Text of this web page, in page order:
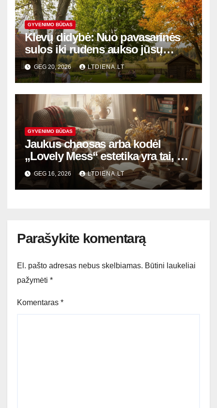
GYVENIMO BŪDAS
Klevų didybė: Nuo pavasarinės
sulos iki rudens aukso jūsų
kieme
GEG 20, 2026 LTDIENA.LT
GYVENIMO BŪDAS
Jaukus chaosas arba kodėl
„Lovely Mess“ estetika yra tai, ko
mums dabar labiausiai reikia
GEG 16, 2026 LTDIENA.LT
Parašykite komentarą
El. pašto adresas nebus skelbiamas. Būtini laukeliai
pažymėti *
Komentaras *